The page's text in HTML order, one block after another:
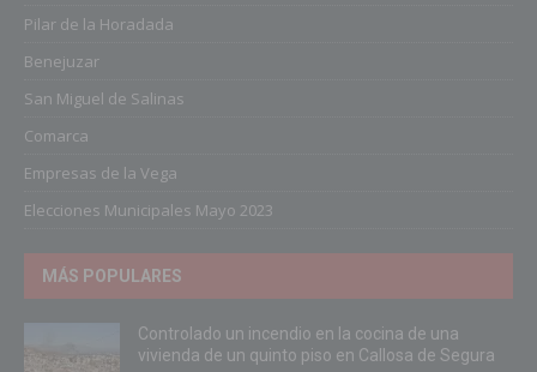
Pilar de la Horadada
Benejuzar
San Miguel de Salinas
Comarca
Empresas de la Vega
Elecciones Municipales Mayo 2023
MÁS POPULARES
Controlado un incendio en la cocina de una
vivienda de un quinto piso en Callosa de Segura